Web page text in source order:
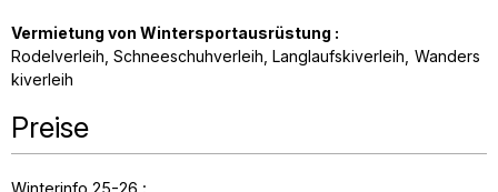
Vermietung von Wintersportausrüstung :
Rodelverleih Schneeschuhverleih Langlaufskiverleih Wanders
kiverleih
Preise
Winterinfo 25-26 :